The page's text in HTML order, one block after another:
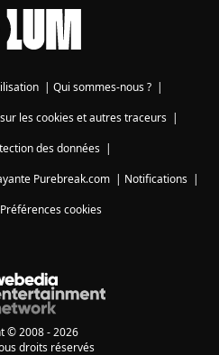
| Qui sommes-nous ? |
les cookies et autres traceurs|
des données|
Purebreak.com | Notifications |
Préférences cookies
© 2008 - 2026
droits réservés